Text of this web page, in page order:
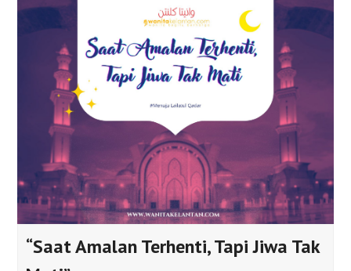
“Saat Amalan Terhenti, Tapi Jiwa Tak